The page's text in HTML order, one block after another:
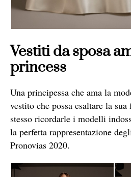
Vestiti da sposa
princess
Una principessa che ama la
vestito che possa esaltare la
stesso ricordarle i modelli
la perfetta rappresentazione
Pronovias 2020.